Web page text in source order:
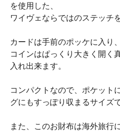
を使用した、
ワイヴェならではのステッチ
カードは手前のポッケに入り
コインはぱっくり大きく開く
入れ出来ます。
コンパクトなので、ポケット
グにもすっぽり収まるサイズで
また、このお財布は海外旅行